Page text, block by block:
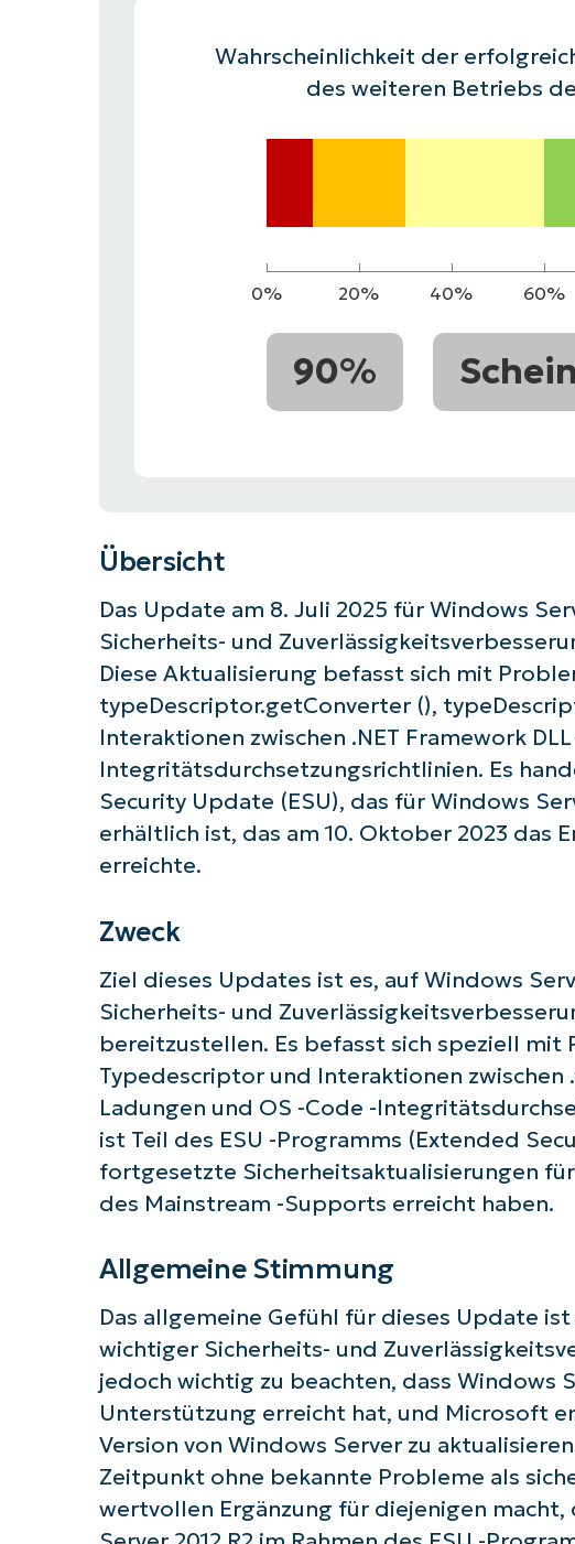
VERTRIEB KONTAKTIEREN
VERTRIEB KONTAKTIEREN
VERTRIEB KONTAKTIEREN
Wahrscheinlichkeit der
des weiteren Betriebs
0% 20% 40% 60%
90%
Übersicht
Das Update am 8. Juli 2025 für Windows
Sicherheits- und
Diese Aktualisierung befasst sich mit
typeDescriptor.getConverter (),
Interaktionen zwischen .NET Framework
Integritätsdurchsetzungsrichtlinien. Es
Security Update (ESU), das für Windows
erhältlich ist, das am 10. Oktober 2023 das
erreichte.
Zweck
Ziel dieses Updates ist es, auf Windows
Sicherheits- und
bereitzustellen. Es befasst sich speziell
Typedescriptor und Interaktionen zwischen
Ladungen und OS -Code -
ist Teil des ESU -Programms (Extended
fortgesetzte Sicherheitsaktualisierungen
des Mainstream -Supports erreicht haben.
Allgemeine Stimmung
Das allgemeine Gefühl für dieses Update
wichtiger Sicherheits- und
jedoch wichtig zu beachten, dass Windows
Unterstützung erreicht hat, und Microsoft
Version von Windows Server zu
Zeitpunkt ohne bekannte Probleme als
wertvollen Ergänzung für diejenigen macht,
Starten Sie